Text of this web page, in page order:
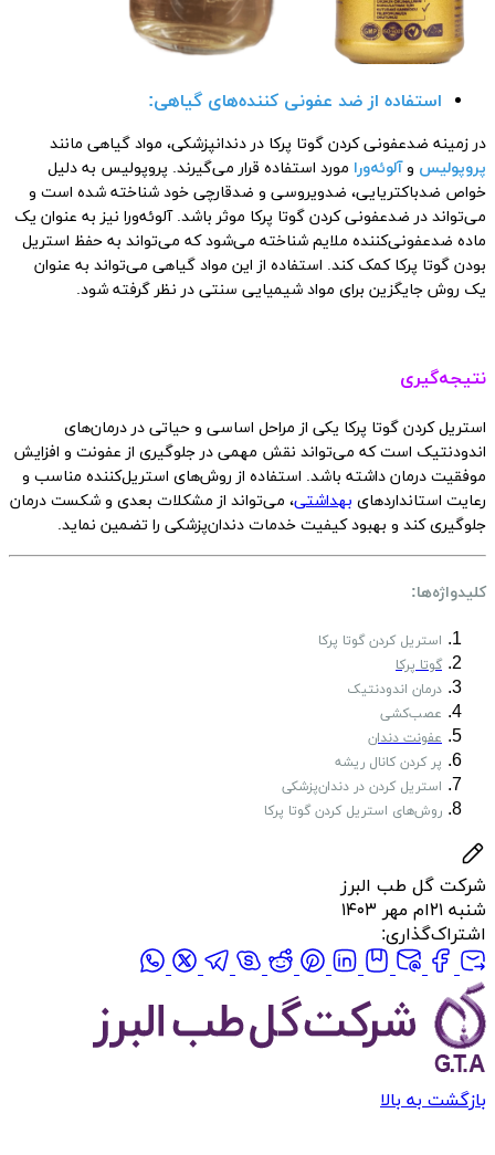
استفاده از ضد عفونی کننده‌های گیاهی:
در زمینه ضدعفونی کردن گوتا پرکا در دندانپزشکی، مواد گیاهی مانند
پروپولیس وآلوئه‌ورا مورد استفاده قرار می‌گیرند. پروپولیس به دلیل
خواص ضدباکتریایی، ضدویروسی و ضدقارچی خود شناخته شده است و
می‌تواند در ضدعفونی کردن گوتا پرکا موثر باشد. آلوئه‌ورا نیز به عنوان یک
ماده ضدعفونی‌کننده ملایم شناخته می‌شود که می‌تواند به حفظ استریل
بودن گوتا پرکا کمک کند. استفاده از این مواد گیاهی می‌تواند به عنوان
یک روش جایگزین برای مواد شیمیایی سنتی در نظر گرفته شود.
نتیجه‌گیری
استریل کردن گوتا پرکا یکی از مراحل اساسی و حیاتی در درمان‌های
اندودنتیک است که می‌تواند نقش مهمی در جلوگیری از عفونت و افزایش
موفقیت درمان داشته باشد. استفاده از روش‌های استریل‌کننده مناسب و
رعایت استانداردهایبهداشتی، می‌تواند از مشکلات بعدی و شکست درمان
جلوگیری کند و بهبود کیفیت خدمات دندان‌پزشکی را تضمین نماید.
کلیدواژه‌ها:
استریل کردن گوتا پرکا
گوتا پرکا
درمان اندودنتیک
عصب‌کشی
عفونت دندان
پر کردن کانال ریشه
استریل کردن در دندان‌پزشکی
روش‌های استریل کردن گوتا پرکا
شرکت گل طب البرز
شنبه ۲۱ام مهر ۱۴۰۳
اشتراک‌گذاری:
بازگشت به بالا